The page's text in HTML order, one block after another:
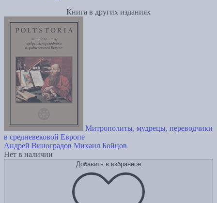
Книга в других изданиях
Митрополиты, мудрецы, переводчики
в cредневековой Европе
Андрей Виноградов Михаил Бойцов
Нет в наличии
Добавить в избранное